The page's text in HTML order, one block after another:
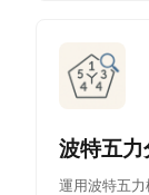
波特五
運用波特五